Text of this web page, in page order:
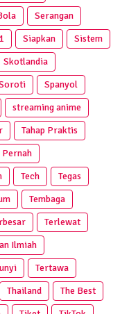
Serangan
Siapkan
Sistem
Skotlandia
Spanyol
streaming anime
Tahap Praktis
Pernah
Tech
Tegas
Tembaga
Terlewat
Ilmiah
Tertawa
Thailand
The Best